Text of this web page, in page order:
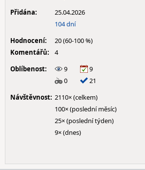
Přidána:
25.04.2026
104 dní
Hodnocení:
20 (60-100 %)
Komentářů:
4
Oblíbenost:
9
9
0
21
Návštěvnost: 2110× (celkem)
100× (poslední měsíc)
25× (poslední týden)
9× (dnes)